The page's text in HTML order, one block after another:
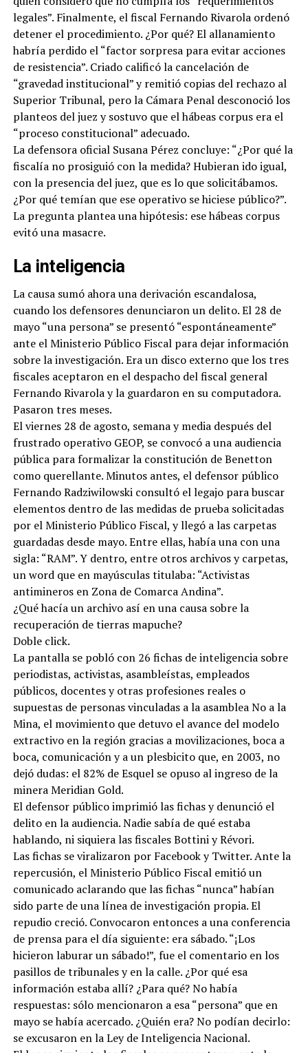
legales”. Finalmente, el fiscal Fernando Rivarola ordenó
detener el procedimiento. ¿Por qué? El allanamiento
habría perdido el “factor sorpresa para evitar acciones
de resistencia”. Criado calificó la cancelación de
“gravedad institucional” y remitió copias del rechazo al
Superior Tribunal, pero la Cámara Penal desconoció los
planteos del juez y sostuvo que el hábeas corpus era el
“proceso constitucional” adecuado.
La defensora oficial Susana Pérez concluye: “¿Por qué la
fiscalía no prosiguió con la medida? Hubieran ido igual,
con la presencia del juez, que es lo que solicitábamos.
¿Por qué temían que ese operativo se hiciese público?”.
La pregunta plantea una hipótesis: ese hábeas corpus
evitó una masacre.
La inteligencia
La causa sumó ahora una derivación escandalosa,
cuando los defensores denunciaron un delito. El 28 de
mayo “una persona” se presentó “espontáneamente”
ante el Ministerio Público Fiscal para dejar información
sobre la investigación. Era un disco externo que los tres
fiscales aceptaron en el despacho del fiscal general
Fernando Rivarola y la guardaron en su computadora.
Pasaron tres meses.
El viernes 28 de agosto, semana y media después del
frustrado operativo GEOP, se convocó a una audiencia
pública para formalizar la constitución de Benetton
como querellante. Minutos antes, el defensor público
Fernando Radziwilowski consultó el legajo para buscar
elementos dentro de las medidas de prueba solicitadas
por el Ministerio Público Fiscal, y llegó a las carpetas
guardadas desde mayo. Entre ellas, había una con una
sigla: “RAM”. Y dentro, entre otros archivos y carpetas,
un word que en mayúsculas titulaba: “Activistas
antimineros en Zona de Comarca Andina”.
¿Qué hacía un archivo así en una causa sobre la
recuperación de tierras mapuche?
Doble click.
La pantalla se pobló con 26 fichas de inteligencia sobre
periodistas, activistas, asambleístas, empleados
públicos, docentes y otras profesiones reales o
supuestas de personas vinculadas a la asamblea No a la
Mina, el movimiento que detuvo el avance del modelo
extractivo en la región gracias a movilizaciones, boca a
boca, comunicación y a un plesbicito que, en 2003, no
dejó dudas: el 82% de Esquel se opuso al ingreso de la
minera Meridian Gold.
El defensor público imprimió las fichas y denunció el
delito en la audiencia. Nadie sabía de qué estaba
hablando, ni siquiera las fiscales Bottini y Révori.
Las fichas se viralizaron por Facebook y Twitter. Ante la
repercusión, el Ministerio Público Fiscal emitió un
comunicado aclarando que las fichas “nunca” habían
sido parte de una línea de investigación propia. El
repudio creció. Convocaron entonces a una conferencia
de prensa para el día siguiente: era sábado. “¡Los
hicieron laburar un sábado!”, fue el comentario en los
pasillos de tribunales y en la calle. ¿Por qué esa
información estaba allí? ¿Para qué? No había
respuestas: sólo mencionaron a esa “persona” que en
mayo se había acercado. ¿Quién era? No podían decirlo:
se excusaron en la Ley de Inteligencia Nacional.